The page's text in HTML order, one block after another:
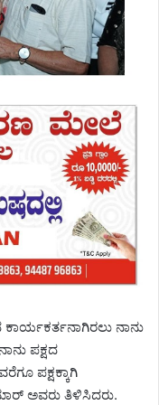
ಕಾರ್ಯಕರ್ತನಾಗಿರಲು ನಾನು
ಪಕ್ಷದ
ಪಕ್ಷಕ್ಕಾಗಿ
ಅವರು ತಿಳಿಸಿದರು.